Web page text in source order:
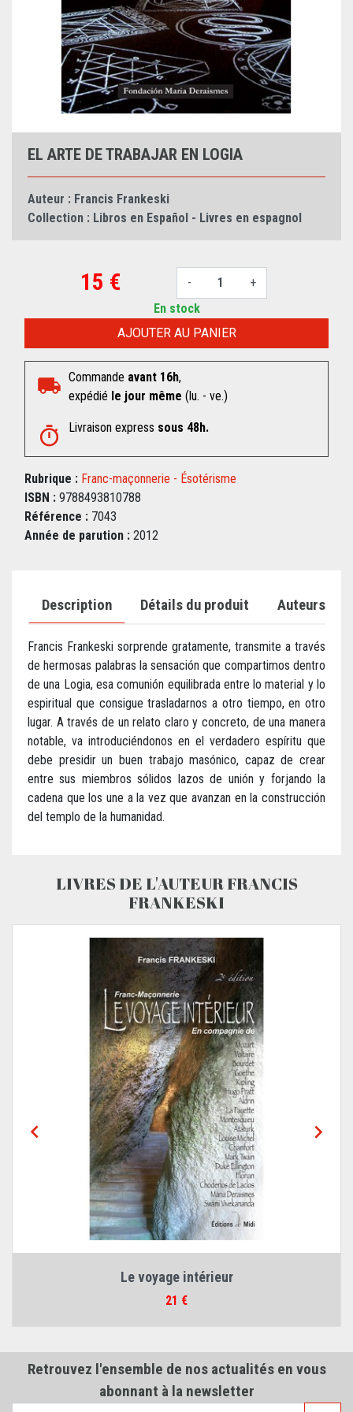
EL ARTE DE TRABAJAR EN LOGIA
Auteur : Francis Frankeski
Collection : Libros en Español - Livres en espagnol
15 € - +
AJOUTER AU PANIER
En stock
Commande avant 16h,
expédié le jour même (lu. - ve.)
Livraison express sous 48h.
Rubrique : Franc-maçonnerie - Ésotérisme
ISBN : 9788493810788
Référence : 7043
Année de parution : 2012
Description Détails du produit Auteurs
Francis Frankeski sorprende gratamente, transmite a través
de hermosas palabras la sensación que compartimos dentro
de una Logia, esa comunión equilibrada entre lo material y lo
espiritual que consigue trasladarnos a otro tiempo, en otro
lugar. A través de un relato claro y concreto, de una manera
notable, va introduciéndonos en el verdadero espíritu que
debe presidir un buen trabajo masónico, capaz de crear
entre sus miembros sólidos lazos de unión y forjando la
cadena que los une a la vez que avanzan en la construcción
del templo de la humanidad.
LIVRES DE L'AUTEUR FRANCIS
FRANKESKI

Le voyage intérieur
Prix
21 €

Retrouvez l'ensemble de nos actualités en vous
abonnant à la newsletter